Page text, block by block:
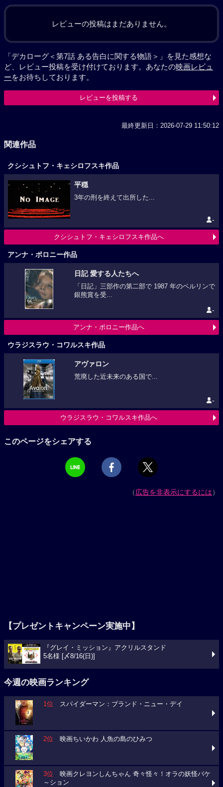
レビューの投稿はまだありません。
「デカローグ＜第7話 ある告白に関する物語＞」を見た感想な
ど、レビュー投稿を受け付けております。あなたの映画レビュ
ーをお待ちしております。
レビューを投稿する
最終更新日：2026-07-29 11:50:12
関連作品
クシシュトフ・キェシロフスキ作品
平穏
3年の刑を終えて出所した...
-
クシシュトフ・キェシロフスキ作品へ
アンナ・ポロニー作品
日記 愛する人たちへ
「日記」三部作の第二部で 1987 年のベルリンで
銀熊賞を受...
-
アンナ・ポロニー作品へ
ウラジスラウ・コワルスキ作品
アヴァロン
荒廃した近未来のある国で...
-
ウラジスラウ・コワルスキ作品へ
このページをシェアする
（広告を非表示にするには）
【プレゼントキャンペーン実施中】
『グレイ・ミッション』アクリルスタンド
5名様 [〆8/16(日)]
今週の映画ランキング
1位 スパイダーマン：ブランド・ニュー・デイ
2位 映画ちいかわ 人魚の島のひみつ
3位 映画クレヨンしんちゃん 奇々怪々！オラの妖怪バケ
～ション